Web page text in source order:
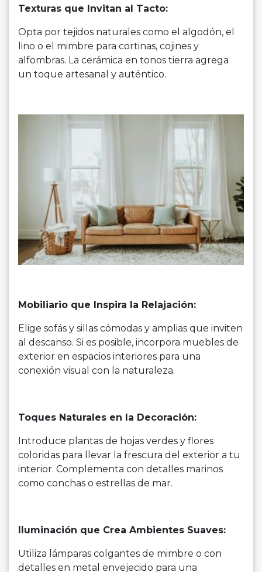
Texturas que Invitan al Tacto:
Opta por tejidos naturales como el algodón, el
lino o el mimbre para cortinas, cojines y
alfombras. La cerámica en tonos tierra agrega
un toque artesanal y auténtico.
Mobiliario que Inspira la Relajación:
Elige sofás y sillas cómodas y amplias que inviten
al descanso. Si es posible, incorpora muebles de
exterior en espacios interiores para una
conexión visual con la naturaleza.
Toques Naturales en la Decoración:
Introduce plantas de hojas verdes y flores
coloridas para llevar la frescura del exterior a tu
interior. Complementa con detalles marinos
como conchas o estrellas de mar.
Iluminación que Crea Ambientes Suaves:
Utiliza lámparas colgantes de mimbre o con
detalles en metal envejecido para una